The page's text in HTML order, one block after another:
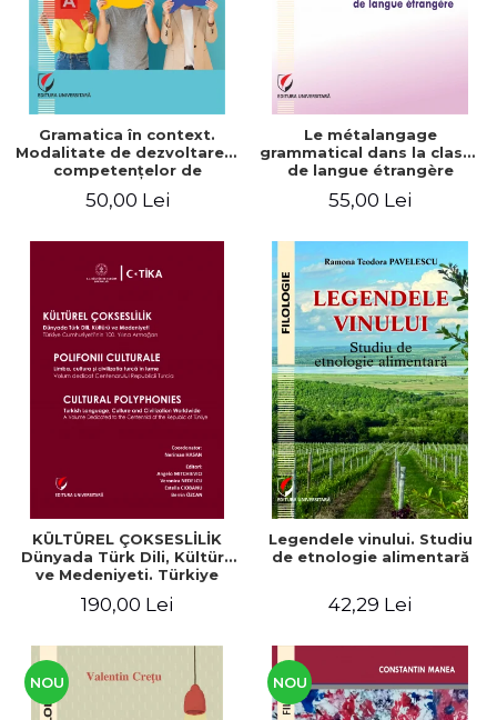
Gramatica în context.
Modalitate de dezvoltare a
competenţelor de
limbii franceze
50,00 Lei
Le métalangage
grammatical dans la classe
de langue étrangère
55,00 Lei
KÜLTÜREL ÇOKSESLİLİK
Dünyada Türk Dili, Kültürü
ve Medeniyeti. Türkiye
Armağan/ POLIFONII
și civilizația turcă în lume.
Centenarului
190,00 Lei
Legendele vinului. Studiu
de etnologie alimentară
42,29 Lei
NOU NOU